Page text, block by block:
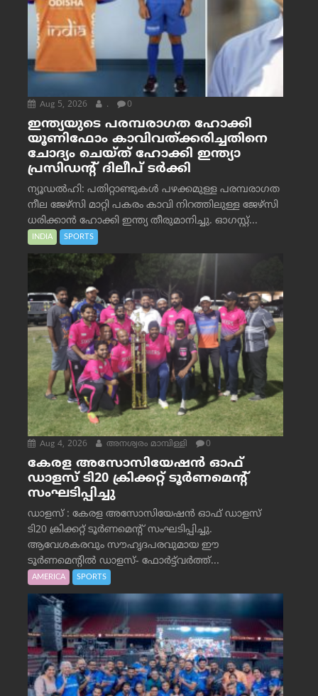
Aug 5, 2026 . 0
ഇന്ത്യയുടെ പരമ്പരാഗത ഹോക്കി
യൂണിഫോം കാവിവത്ക്കരിച്ചതിനെ
ചോദ്യം ചെയ്ത് ഹോക്കി ഇന്ത്യാ
പ്രസിഡന്റ് ദിലീപ് ടര്‍ക്കി
ന്യൂഡൽഹി: പതിറ്റാണ്ടുകൾ പഴക്കമുള്ള പരമ്പരാഗത
നീല ജേഴ്‌സി മാറ്റി പകരം കാവി നിറത്തിലുള്ള ജേഴ്‌സി
ധരിക്കാൻ ഹോക്കി ഇന്ത്യ തീരുമാനിച്ചു. ഓഗസ്റ്റ്...
INDIA SPORTS
Aug 4, 2026 അനശ്വരം മാമ്പിള്ളി 0
കേരള അസോസിയേഷൻ ഓഫ്
ഡാളസ് ടി20 ക്രിക്കറ്റ് ടൂർണമെന്റ്
സംഘടിപ്പിച്ചു
ഡാളസ് : കേരള അസോസിയേഷൻ ഓഫ് ഡാളസ്
ടി20 ക്രിക്കറ്റ് ടൂർണമെന്റ് സംഘടിപ്പിച്ചു.
ആവേശകരവും സൗഹൃദപരവുമായ ഈ
ടൂർണമെന്റിൽ ഡാളസ്- ഫോർട്ട്‌വര്‍ത്ത്...
AMERICA SPORTS